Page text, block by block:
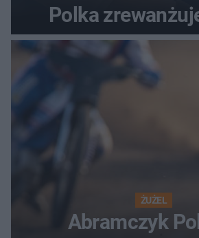
Polka
ostatnią
ŻUŻEL
Abramczyk